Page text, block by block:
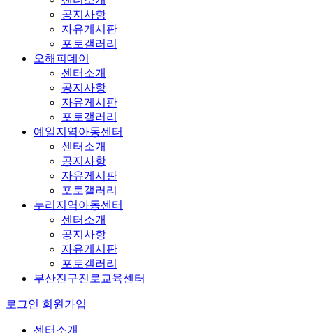
공지사항
자유게시판
포토갤러리
오해피데이
센터소개
공지사항
자유게시판
포토갤러리
예일지역아동센터
센터소개
공지사항
자유게시판
포토갤러리
누리지역아동센터
센터소개
공지사항
자유게시판
포토갤러리
부산진구진로교육센터
로그인 회원가입
센터소개